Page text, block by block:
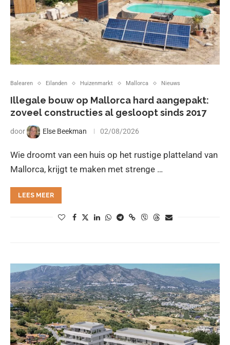
Balearen Eilanden Huizenmarkt Mallorca Nieuws
Illegale bouw op Mallorca hard aangepakt:
zoveel constructies al gesloopt sinds 2017
door Else Beekman 02/08/2026
Wie droomt van een huis op het rustige platteland van
Mallorca, krijgt te maken met strenge …
LEES MEER